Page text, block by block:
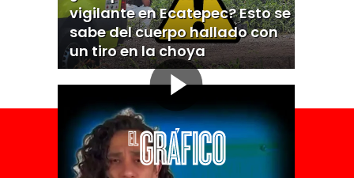
vigilante en Ecatepec? Esto se
sabe del cuerpo hallado con
un tiro en la choya